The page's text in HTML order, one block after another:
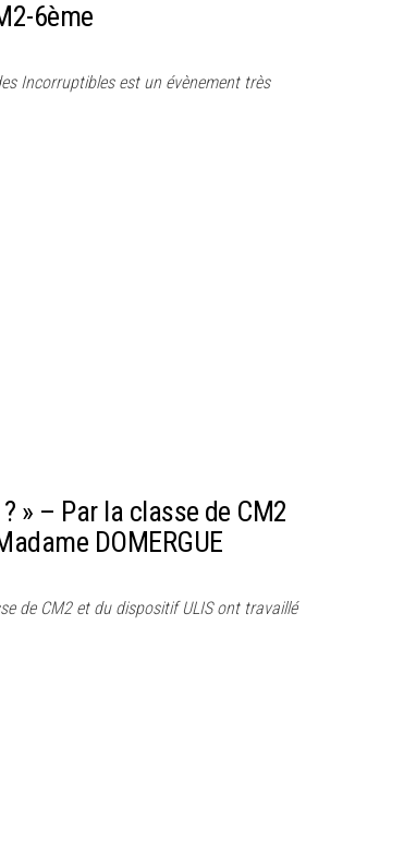
6ème
Incorruptibles est un évènement très
» – Par la classe de CM2
DOMERGUE
de CM2 et du dispositif ULIS ont travaillé